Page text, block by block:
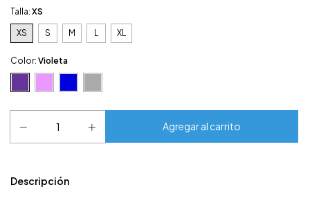
Talla: XS
XS S M L XL
Color: Violeta
Descripción